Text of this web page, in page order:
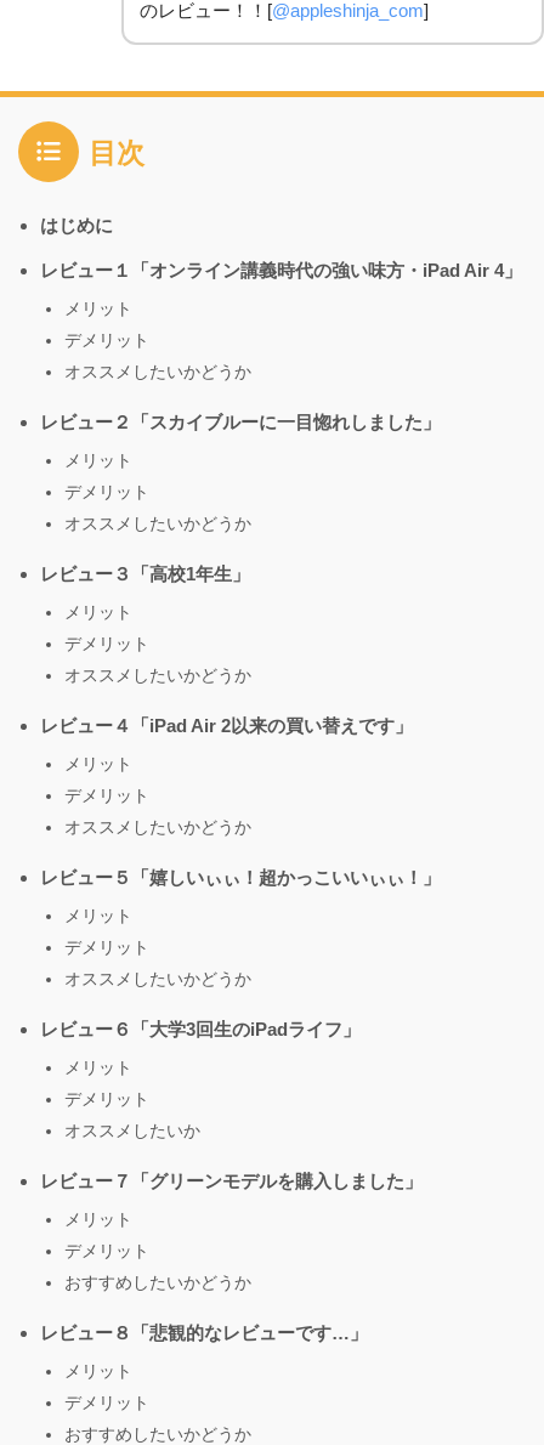
のレビュー！！[@appleshinja_com]
目次
はじめに
レビュー１「オンライン講義時代の強い味方・iPad Air 4」
メリット
デメリット
オススメしたいかどうか
レビュー２「スカイブルーに一目惚れしました」
メリット
デメリット
オススメしたいかどうか
レビュー３「高校1年生」
メリット
デメリット
オススメしたいかどうか
レビュー４「iPad Air 2以来の買い替えです」
メリット
デメリット
オススメしたいかどうか
レビュー５「嬉しいぃぃ！超かっこいいぃぃ！」
メリット
デメリット
オススメしたいかどうか
レビュー６「大学3回生のiPadライフ」
メリット
デメリット
オススメしたいか
レビュー７「グリーンモデルを購入しました」
メリット
デメリット
おすすめしたいかどうか
レビュー８「悲観的なレビューです…」
メリット
デメリット
おすすめしたいかどうか